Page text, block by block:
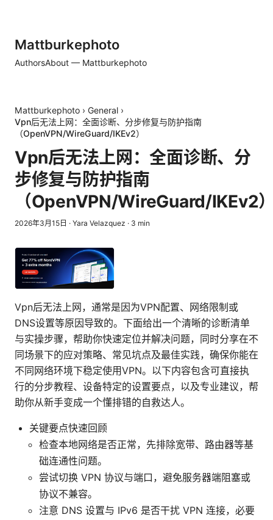
Mattburkephoto
AuthorsAbout — Mattburkephoto
Mattburkephoto › General ›
Vpn后无法上网：全面诊断、分步修复与防护指南
（OpenVPN/WireGuard/IKEv2）
Vpn后无法上网：全面诊断、分
步修复与防护指南
（OpenVPN/WireGuard/IKEv2
2026年3月15日 · Yara Velazquez · 3 min
Vpn后无法上网，通常是因为VPN配置、网络限制或
DNS设置等原因导致的。下面给出一个清晰的诊断清单
与实操步骤，帮助你快速定位并解决问题，同时分享在不
同场景下的应对策略、常见坑点及最佳实践，确保你能在
不同网络环境下稳定使用VPN。以下内容包含可直接执
行的分步教程、设备特定的设置要点，以及专业建议，帮
助你从新手变成一个懂排错的自救达人。
关键要点快速回顾
检查本地网络是否正常，先排除宽带、路由器等基
础连通性问题。
尝试切换 VPN 协议与端口，避免服务器端阻塞或
协议不兼容。
注意 DNS 设置与 IPv6 是否干扰 VPN 连接，必要